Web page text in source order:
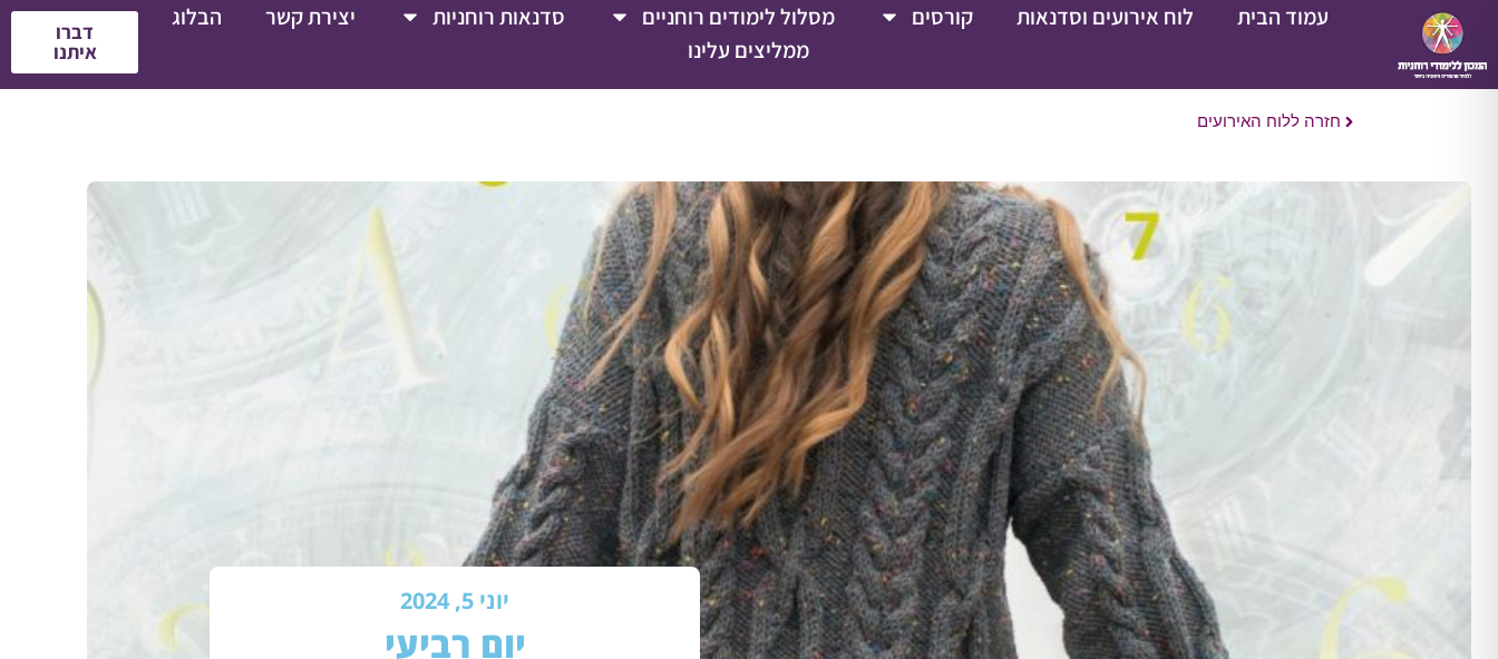
עמוד הבית לוח אירועים וסדנאות קורסים מסלול לימודים רוחניים סדנאות רוחניות יצירת קשר
הבלוג
ממליצים עלינו
דברו
איתנו
חזרה ללוח האירועים
יוני 5, 2024
יום רביעי